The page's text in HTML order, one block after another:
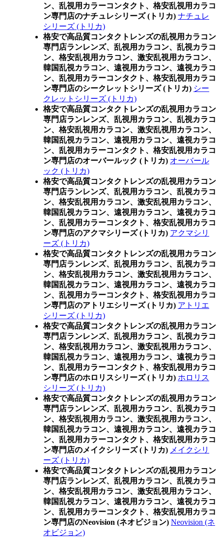
ン、乱視用カラーコンタクト、格安乱視用カラコ
ン専門店のナチュレシリーズ (トリカ) ナチュレ
シリーズ (トリカ)
格安で高品質コンタクトレンズの乱視用カラコン
専門店ランレンズ、乱視用カラコン、乱視カラコ
ン、格安乱視用カラコン、激安乱視用カラコン、
韓国乱視カラコン、遠視用カラコン、遠視カラコ
ン、乱視用カラーコンタクト、格安乱視用カラコ
ン専門店のシークレットシリーズ (トリカ) シー
クレットシリーズ (トリカ)
格安で高品質コンタクトレンズの乱視用カラコン
専門店ランレンズ、乱視用カラコン、乱視カラコ
ン、格安乱視用カラコン、激安乱視用カラコン、
韓国乱視カラコン、遠視用カラコン、遠視カラコ
ン、乱視用カラーコンタクト、格安乱視用カラコ
ン専門店のオーバールック (トリカ) オーバール
ック (トリカ)
格安で高品質コンタクトレンズの乱視用カラコン
専門店ランレンズ、乱視用カラコン、乱視カラコ
ン、格安乱視用カラコン、激安乱視用カラコン、
韓国乱視カラコン、遠視用カラコン、遠視カラコ
ン、乱視用カラーコンタクト、格安乱視用カラコ
ン専門店のアクマシリーズ (トリカ) アクマシリ
ーズ (トリカ)
格安で高品質コンタクトレンズの乱視用カラコン
専門店ランレンズ、乱視用カラコン、乱視カラコ
ン、格安乱視用カラコン、激安乱視用カラコン、
韓国乱視カラコン、遠視用カラコン、遠視カラコ
ン、乱視用カラーコンタクト、格安乱視用カラコ
ン専門店のアトリエシリーズ (トリカ) アトリエ
シリーズ (トリカ)
格安で高品質コンタクトレンズの乱視用カラコン
専門店ランレンズ、乱視用カラコン、乱視カラコ
ン、格安乱視用カラコン、激安乱視用カラコン、
韓国乱視カラコン、遠視用カラコン、遠視カラコ
ン、乱視用カラーコンタクト、格安乱視用カラコ
ン専門店のホロリスシリーズ (トリカ) ホロリス
シリーズ (トリカ)
格安で高品質コンタクトレンズの乱視用カラコン
専門店ランレンズ、乱視用カラコン、乱視カラコ
ン、格安乱視用カラコン、激安乱視用カラコン、
韓国乱視カラコン、遠視用カラコン、遠視カラコ
ン、乱視用カラーコンタクト、格安乱視用カラコ
ン専門店のメイクシリーズ (トリカ) メイクシリ
ーズ (トリカ)
格安で高品質コンタクトレンズの乱視用カラコン
専門店ランレンズ、乱視用カラコン、乱視カラコ
ン、格安乱視用カラコン、激安乱視用カラコン、
韓国乱視カラコン、遠視用カラコン、遠視カラコ
ン、乱視用カラーコンタクト、格安乱視用カラコ
ン専門店のNeovision (ネオビジョン) Neovision (ネ
オビジョン)